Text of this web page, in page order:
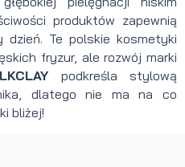
produktów zapewnią
dzień. Te polskie kosmetyki
fryzur, ale rozwój marki
podkreśla stylową
dlatego nie ma na co
bliżej!